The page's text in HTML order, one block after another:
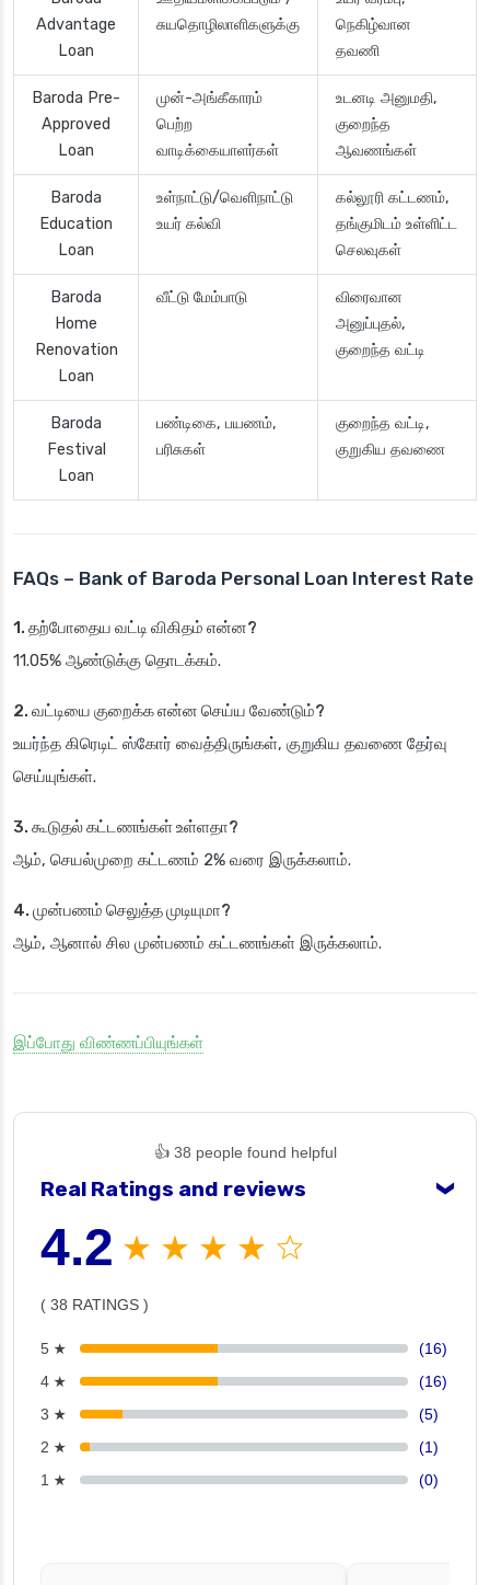
Advantage
Loan
சுயதொழிலாளிகளுக்கு
நெகிழ்வான
தவணி
Baroda Pre-
Approved
Loan
முன்-அங்கீகாரம்
பெற்ற
வாடிக்கையாளர்கள்
உடனடி அனுமதி,
குறைந்த
ஆவணங்கள்
Baroda
Education
Loan
உள்நாட்டு/வெளிநாட்டு
உயர் கல்வி
கல்லூரி கட்டணம்,
தங்குமிடம் உள்ளிட்ட
செலவுகள்
Baroda
Home
Renovation
Loan
வீட்டு மேம்பாடு
விரைவான
அனுப்புதல்,
குறைந்த வட்டி
Baroda
Festival
Loan
பண்டிகை, பயணம்,
பரிசுகள்
குறைந்த வட்டி,
குறுகிய தவணை
FAQs – Bank of Baroda Personal Loan Interest Rate
1. தற்போதைய வட்டி விகிதம் என்ன?
11.05% ஆண்டுக்கு தொடக்கம்.
2. வட்டியை குறைக்க என்ன செய்ய வேண்டும்?
உயர்ந்த கிரெடிட் ஸ்கோர் வைத்திருங்கள், குறுகிய தவணை தேர்வு
செய்யுங்கள்.
3. கூடுதல் கட்டணங்கள் உள்ளதா?
ஆம், செயல்முறை கட்டணம் 2% வரை இருக்கலாம்.
4. முன்பணம் செலுத்த முடியுமா?
ஆம், ஆனால் சில முன்பணம் கட்டணங்கள் இருக்கலாம்.
இப்போது விண்ணப்பியுங்கள்
👍 38 people found helpful
Real Ratings and reviews ❯
4.2 ★ ★ ★ ★ ☆
( 38 RATINGS )
5 ★
(16)
4 ★
(16)
3 ★
(5)
2 ★
(1)
1 ★
(0)